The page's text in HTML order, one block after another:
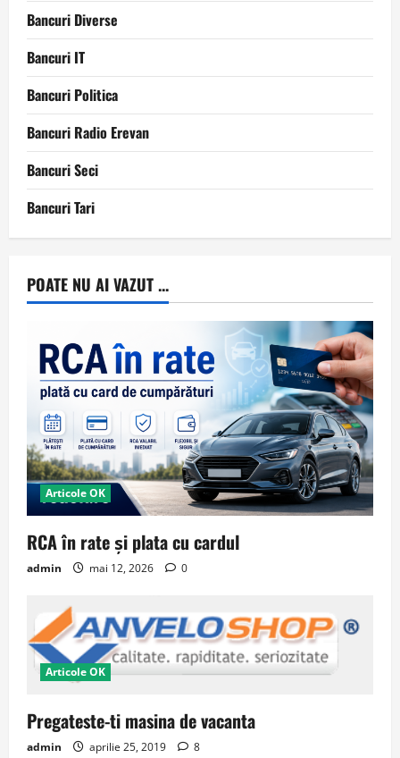
Bancuri Diverse
Bancuri IT
Bancuri Politica
Bancuri Radio Erevan
Bancuri Seci
Bancuri Tari
POATE NU AI VAZUT ...
Articole OK
RCA în rate și plata cu cardul
admin mai 12, 2026 0
Articole OK
Pregateste-ti masina de vacanta
admin aprilie 25, 2019 8